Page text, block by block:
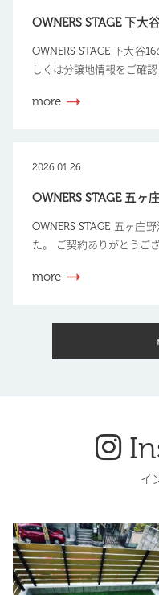
OWNERS STAGE 下大
OWNERS STAGE 下大谷
しくは分譲地情報をご確認
more
2026.01.26
OWNERS STAGE 五ヶ
OWNERS STAGE 五ヶ庄
た。 ご契約ありがとうござ
more
イ